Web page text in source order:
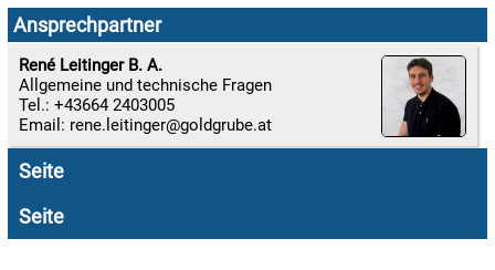
07.08:

07.08:
07.08:
Ansprechpartner
René Leitinger B. A.
Allgemeine und technische Fragen
Tel.: +43664 2403005
Email: rene.leitinger
Seite
Seite